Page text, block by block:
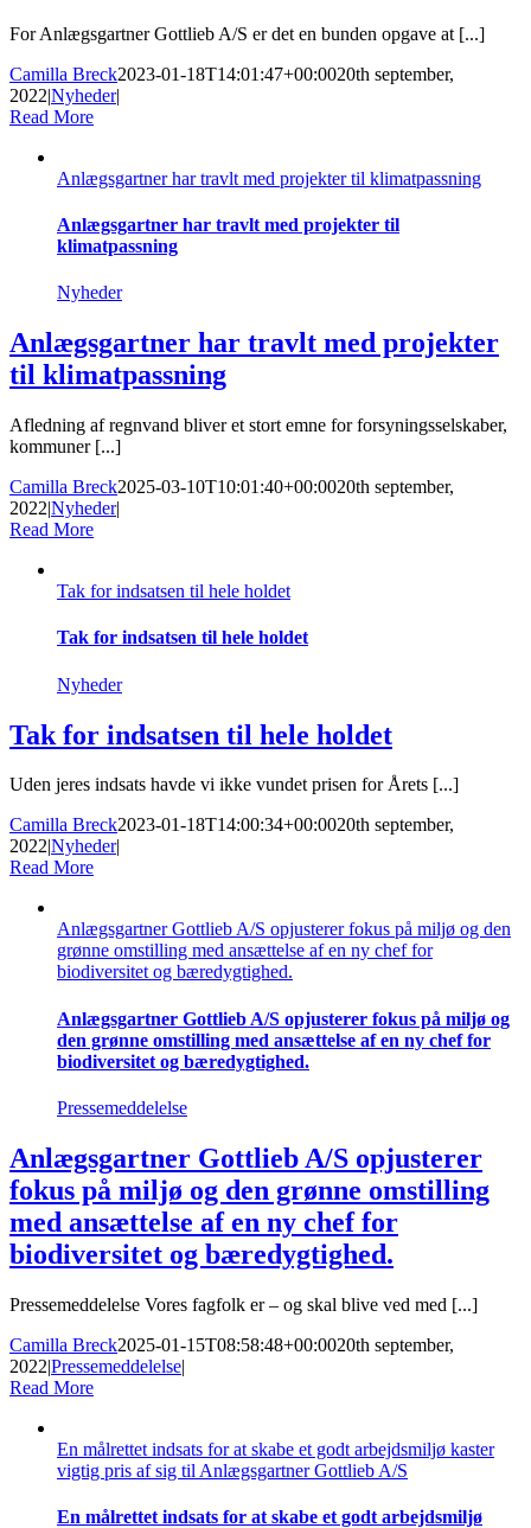
For Anlægsgartner Gottlieb A/S er det en bunden opgave at [...]
Camilla Breck2023-01-18T14:01:47+00:0020th september,
2022|Nyheder|
Read More
Anlægsgartner har travlt med projekter til klimatpassning
Anlægsgartner har travlt med projekter til
klimatpassning
Nyheder
Anlægsgartner har travlt med projekter
til klimatpassning
Afledning af regnvand bliver et stort emne for forsyningsselskaber,
kommuner [...]
Camilla Breck2025-03-10T10:01:40+00:0020th september,
2022|Nyheder|
Read More
Tak for indsatsen til hele holdet
Tak for indsatsen til hele holdet
Nyheder
Tak for indsatsen til hele holdet
Uden jeres indsats havde vi ikke vundet prisen for Årets [...]
Camilla Breck2023-01-18T14:00:34+00:0020th september,
2022Nyheder|
Read More
Anlægsgartner Gottlieb A/S opjusterer fokus på miljø og den
grønne omstilling med ansættelse af en ny chef for
biodiversitet og bæredygtighed.
Anlægsgartner Gottlieb A/S opjusterer fokus på miljø og
den grønne omstilling med ansættelse af en ny chef for
biodiversitet og bæredygtighed.
Pressemeddelelse
Anlægsgartner Gottlieb A/S opjusterer
fokus på miljø og den grønne omstilling
med ansættelse af en ny chef for
biodiversitet og bæredygtighed.
Pressemeddelelse Vores fagfolk er – og skal blive ved med [...]
Camilla Breck2025-01-15T08:58:48+00:0020th september,
2022|Pressemeddelelse|
Read More
En målrettet indsats for at skabe et godt arbejdsmiljø kaster
vigtig pris af sig til Anlægsgartner Gottlieb A/S
En målrettet indsats for at skabe et godt arbejdsmiljø